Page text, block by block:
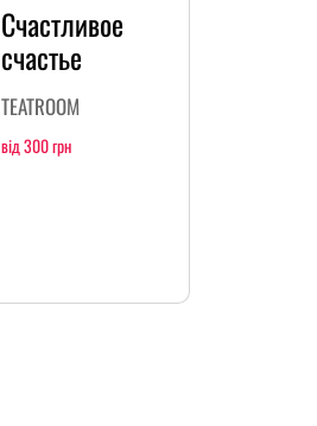
Счастливое
счастье
TEATROOM
від 300 грн